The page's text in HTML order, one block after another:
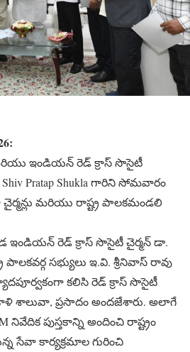
ఇండియన్ రెడ్ క్రాస్ సొసైటీ
Shiv Pratap Shukla గారిని సోమవారం
మరియు రాష్ట్ర పాలకమండలి
ఇండియన్ రెడ్ క్రాస్ సొసైటీ చైర్మన్ డా.
సభ్యులు ఇ.వి. శ్రీనివాస్ రావు
కలిసి రెడ్ క్రాస్ సొసైటీ
శాలువా, ప్రసాదం అందజేశారు. అలాగే
పుస్తకాన్ని అందించి రాష్ట్రం
సేవా కార్యక్రమాల గురించి